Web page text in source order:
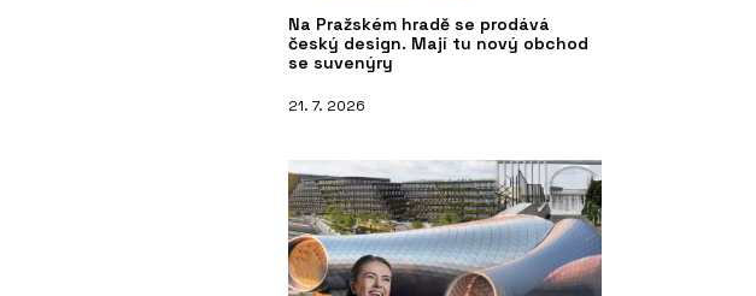
Na Pražském hradě se prodává
český design. Mají tu nový obchod
se suvenýry
21. 7. 2026